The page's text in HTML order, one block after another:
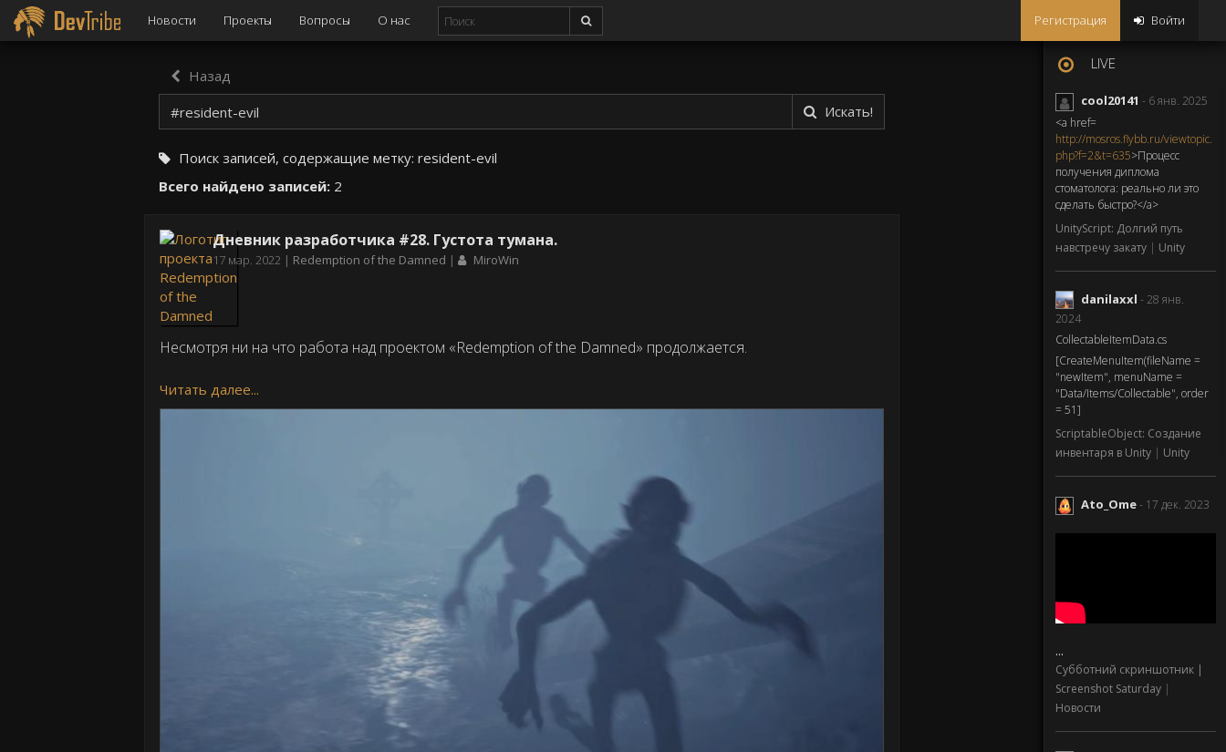
Регистрация Войти
Новости Проекты Вопросы О нас
LIVE
cool20141 - 6 янв. 2025
<a href=
http://mosros.flybb.ru/viewtopic.
php?f=2&t=635>Процесс
получения диплома
стоматолога: реально ли это
сделать быстро?</a>
UnityScript: Долгий путь
навстречу закату | Unity
danilaxxl - 28 янв.
2024
CollectableItemData.cs
[CreateMenuItem(fileName =
"newItem", menuName =
"Data/Items/Collectable", order
= 51]
ScriptableObject: Создание
инвентаря в Unity | Unity
Ato_Ome- 17 дек. 2023
...
Субботний скриншотник |
Screenshot Saturday |
Новости
Назад
Искать!
Поиск записей, содержащие метку: resident-evil
Всего найдено записей: 2
Дневник разработчика #28. Густота тумана.
Дата
публикации
17 мар. 2022 Redemption of the Damned MiroWin
Несмотря ни на что работа над проектом «Redemption of the Damned» продолжается.
Читать далее...